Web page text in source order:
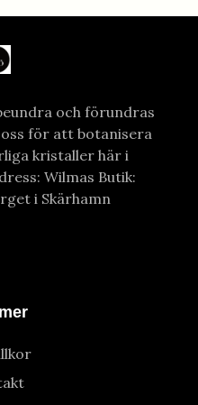
och förundras
för att botanisera
kristaller här i
Wilmas Butik:
i Skärhamn